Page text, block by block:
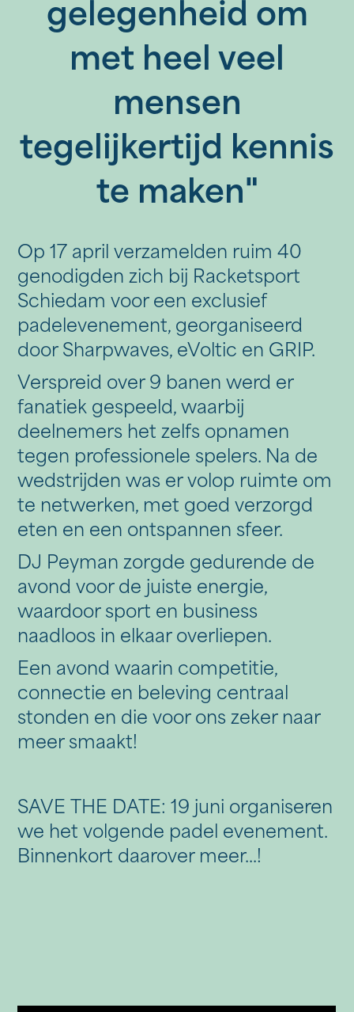
gelegenheid om
met heel veel
mensen
tegelijkertijd kennis
te maken"
Op 17 april verzamelden ruim 40
genodigden zich bij Racketsport
Schiedam voor een exclusief
padelevenement, georganiseerd
door Sharpwaves, eVoltic en GRIP.
Verspreid over 9 banen werd er
fanatiek gespeeld, waarbij
deelnemers het zelfs opnamen
tegen professionele spelers. Na de
wedstrijden was er volop ruimte om
te netwerken, met goed verzorgd
eten en een ontspannen sfeer.
DJ Peyman zorgde gedurende de
avond voor de juiste energie,
waardoor sport en business
naadloos in elkaar overliepen.
Een avond waarin competitie,
connectie en beleving centraal
stonden en die voor ons zeker naar
meer smaakt!
SAVE THE DATE: 19 juni organiseren
we het volgende padel evenement.
Binnenkort daarover meer...!